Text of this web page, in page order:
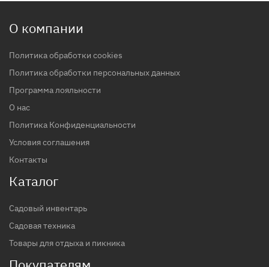
О компании
Политика обработки cookies
Политика обработки персональных данных
Программа лояльности
О нас
Политика Конфиденциальности
Условия соглашения
Контакты
Каталог
Садовый инвентарь
Садовая техника
Товары для отдыха и пикника